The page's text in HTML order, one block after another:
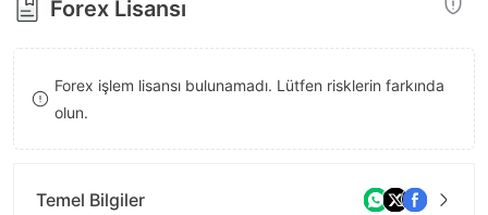
8
9
Forex Lisansı
Forex işlem lisansı bulunamadı. Lütfen risklerin farkında
olun.
Temel Bilgiler